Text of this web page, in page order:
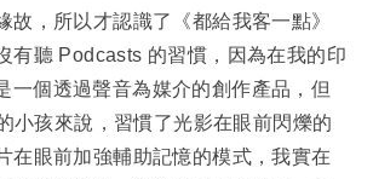
故，所以才認識了《都給我客一點》
有聽 Podcasts 的習慣，因為在我的印
一個透過聲音為媒介的創作產品，但
小孩來說，習慣了光影在眼前閃爍的
在眼前加強輔助記憶的模式，我實在